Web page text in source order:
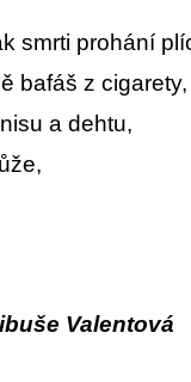
smrti prohání
bafáš z cigarety,
a dehtu,
Valentová